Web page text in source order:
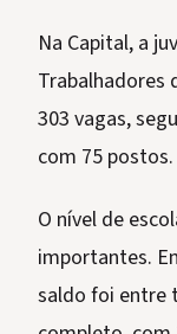
Na Capital, a
Trabalhadores
303 vagas,
com 75 postos.
O nível de
importantes.
saldo foi entre